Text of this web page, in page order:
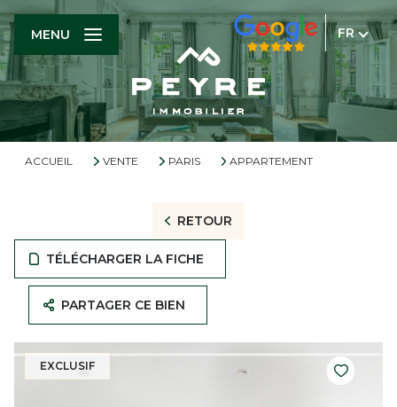
FR
MENU
ACCUEIL VENTE PARIS APPARTEMENT
RETOUR
TÉLÉCHARGER LA FICHE
PARTAGER CE BIEN
EXCLUSIF